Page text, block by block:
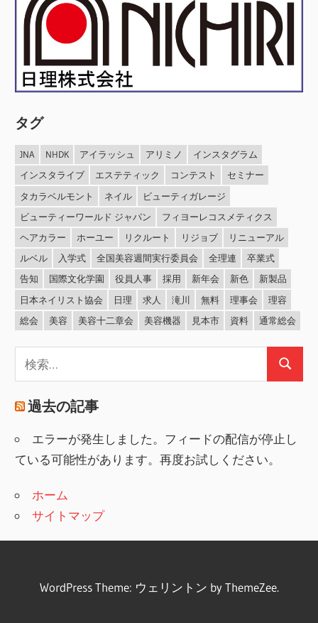
タグ
JNA NHDK アイラッシュ アリミノ
インスタグラム
インスタライブ
エステティック コンテスト
セミナー
タカラベルモント
ネイル
ビューティガレージ
ビューティーワールド ジャパン
フィヨーレコスメティクス
ヘアカラー
ホーユー リクルート リジョブ
リニューアル
ルベル
入学式 全国美容週間実行委員会 全理連
卒業式
告知
国際文化学園 役員人事 採用 新年会 新色
新製品
日本ネイリスト協会
日理 求人 滝川 無料 理事会
理容
総会
美容 美容十二章会 美容機器 見本市 資料 通常総会
検
過去の記事
エラーが発生しました。フィードの配信が停止し
ている可能性があります。再度お試しください。
ホーム
サイトマップ
WordPress Theme: ウェリントン by ThemeZee.